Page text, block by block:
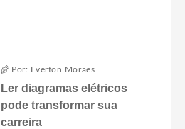
Por: Everton Moraes
Ler diagramas elétricos
pode transformar sua
carreira